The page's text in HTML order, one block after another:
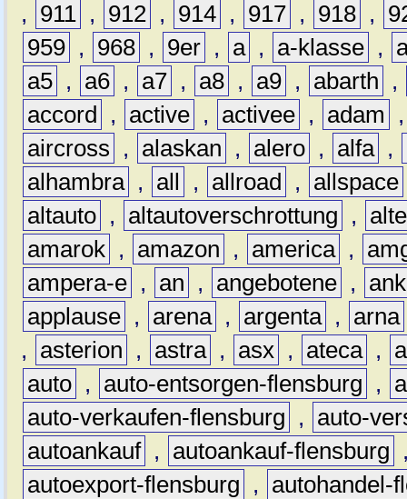
,
911 , 912 , 914 , 917 , 918 ,
959 , 968 , 9er , a , a-klasse ,
a5 , a6 , a7 , a8 , a9 , abarth
,
accord
, active , activee , adam
aircross
, alaskan , alero , alfa ,
alhambra , all , allroad , allspace
altauto , altautoverschrottung ,
amarok , amazon , america ,
ampera-e , an , angebotene ,
applause , arena , argenta , arna
,
asterion , astra , asx , ateca ,
auto , auto-entsorgen-flensburg ,
auto-verkaufen-flensburg
,
auto-
autoankauf , autoankauf-flensburg
autoexport-flensburg
,
autohandel-